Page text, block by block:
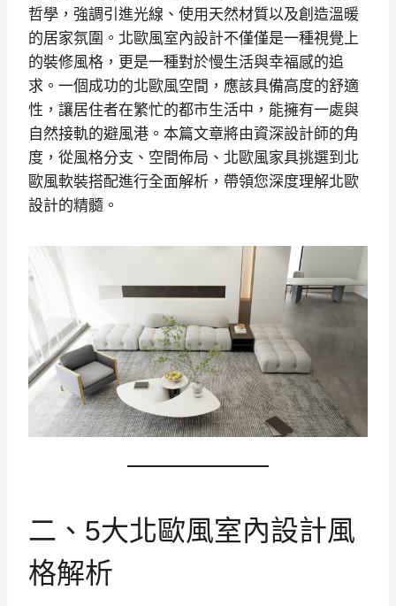
哲學，強調引進光線、使用天然材質以及創造溫暖
的居家氛圍。北歐風室內設計不僅僅是一種視覺上
的裝修風格，更是一種對於慢生活與幸福感的追
求。一個成功的北歐風空間，應該具備高度的舒適
性，讓居住者在繁忙的都市生活中，能擁有一處與
自然接軌的避風港。本篇文章將由資深設計師的角
度，從風格分支、空間佈局、北歐風家具挑選到北
歐風軟裝搭配進行全面解析，帶領您深度理解北歐
設計的精髓。
二、5大北歐風室內設計風
格解析